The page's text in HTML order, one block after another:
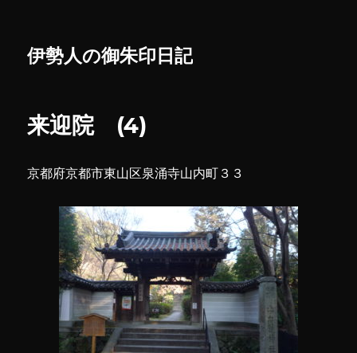
伊勢人の御朱印日記
来迎院 (4)
京都府京都市東山区泉涌寺山内町３３